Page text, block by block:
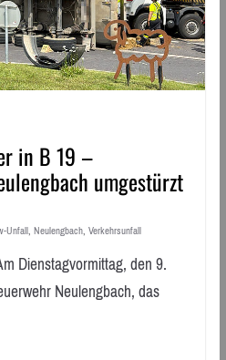
in B 19 –
umgestürzt
Unfall, Neulengbach, Verkehrsunfall
Dienstagvormittag, den 9.
Neulengbach, das